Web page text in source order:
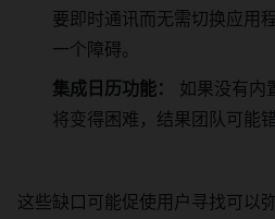
要即时通讯而无需切换应用
一个障碍。
集成日历功能：
如果没有内
将变得困难，结果团队可能
这些缺口可能促使用户寻找可以